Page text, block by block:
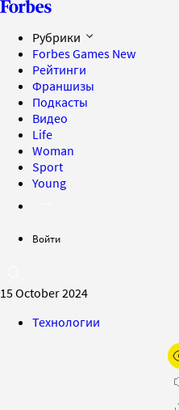
Рубрики
Forbes Games New
Рейтинги
Франшизы
Подкасты
Видео
Life
Woman
Sport
Young
Войти
15 October 2024
Технологии